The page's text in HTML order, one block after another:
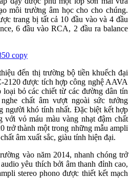
môi trường âm học cho cho chúng.
trang bị tất cả 10 đầu vào và 4 đầu
6 đầu vào RCA, 2 đầu ra balance
đến thị trường bộ tiền khuếch đại
2120 được tích hợp công nghệ AAVA
bỏ các chiết từ các đường dân tín
chất âm vượt ngoài sức tưởng
người khó tính nhất. Đặc biệt kết hợp
với vỏ máu màu vàng nhạt đậm chất
trở thành một trong những mẫu ampli
âm xuất sắc, giàu tính hiện đại.
vào năm 2014, nhanh chóng trở
yêu thích bởi âm thanh đỉnh cao,
stereo phono được thiết kết mạch